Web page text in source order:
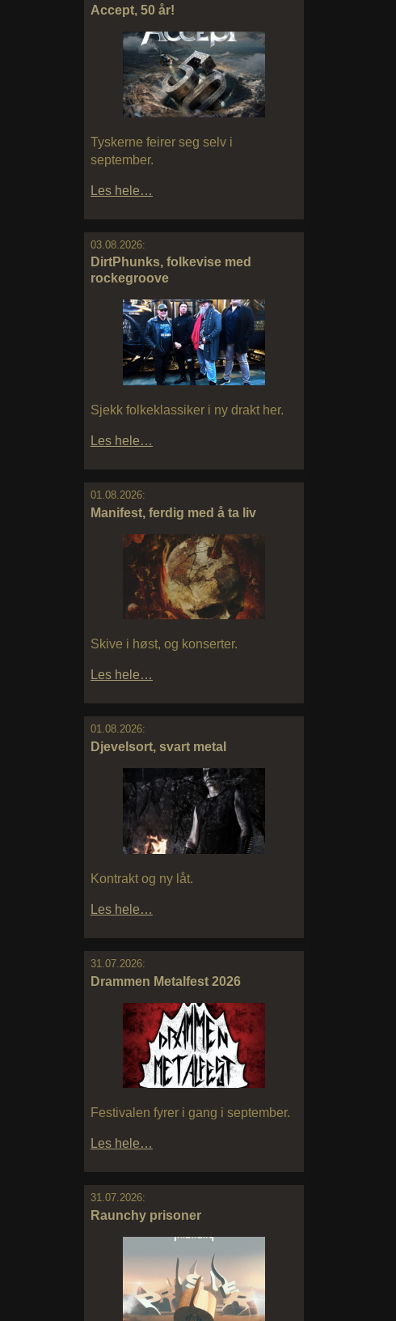
Accept, 50 år!
Tyskerne feirer seg selv i
september.
Les hele…
03.08.2026:
DirtPhunks, folkevise med
rockegroove
Sjekk folkeklassiker i ny drakt her.
Les hele…
01.08.2026:
Manifest, ferdig med å ta liv
Skive i høst, og konserter.
Les hele…
01.08.2026:
Djevelsort, svart metal
Kontrakt og ny låt.
Les hele…
31.07.2026:
Drammen Metalfest 2026
Festivalen fyrer i gang i september.
Les hele…
31.07.2026:
Raunchy prisoner